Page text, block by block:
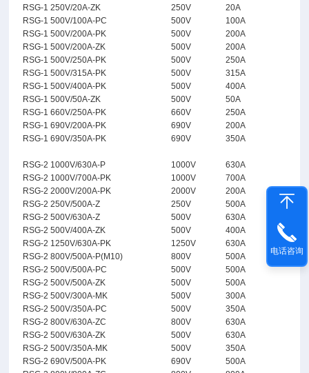
RSG-1 250V/20A-ZK
250V
20A
RSG-1 500V/100A-PC
500V
100A
RSG-1 500V/200A-PK
500V
200A
RSG-1 500V/200A-ZK
500V
200A
RSG-1 500V/250A-PK
500V
250A
RSG-1 500V/315A-PK
500V
315A
RSG-1 500V/400A-PK
500V
400A
RSG-1 500V/50A-ZK
500V
50A
RSG-1 660V/250A-PK
660V
250A
RSG-1 690V/200A-PK
690V
200A
RSG-1 690V/350A-PK
690V 350A
RSG-2 1000V/630A-P 1000V
630A
RSG-2 1000V/700A-PK
1000V
700A
RSG-2 2000V/200A-PK
2000V
200A
RSG-2 250V/500A-Z
250V
500A
RSG-2 500V/630A-Z
500V
630A
RSG-2 500V/400A-ZK
500V
400A
RSG-2 1250V/630A-PK
1250V
630A
RSG-2 800V/500A-P(M10)
800V
500A
RSG-2 500V/500A-PC
500V
500A
RSG-2 500V/500A-ZK
500V
500A
RSG-2 500V/300A-MK
500V
300A
RSG-2 500V/350A-PC
500V
350A
RSG-2 800V/630A-ZC
800V
630A
RSG-2 500V/630A-ZK
500V
630A
RSG-2 500V/350A-MK
500V
350A
RSG-2 690V/500A-PK
690V
500A
电话咨询